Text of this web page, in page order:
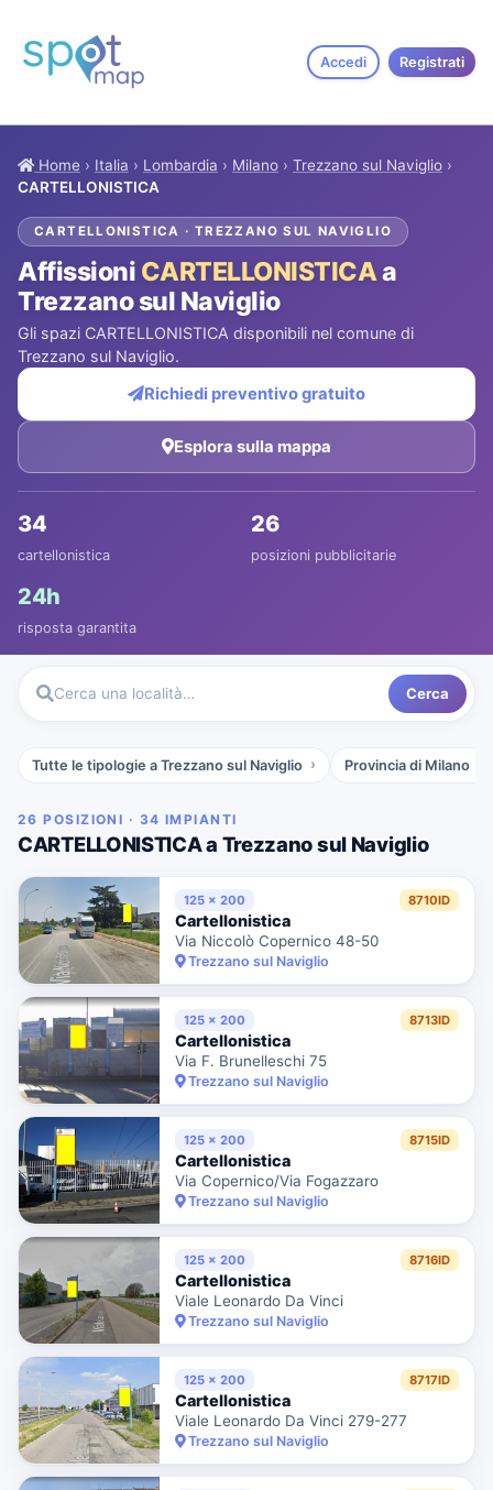
Accedi Registrati
Home › Italia › Lombardia › Milano › Trezzano sul Naviglio ›
CARTELLONISTICA
CARTELLONISTICA · TREZZANO SUL NAVIGLIO
Affissioni CARTELLONISTICAa
Trezzano sul Naviglio
Gli spazi CARTELLONISTICA disponibili nel comune di
Trezzano sul Naviglio.
Richiedi preventivo gratuito
Esplora sulla mappa
34
cartellonistica
26
posizioni pubblicitarie
24h
risposta garantita
Cerca una località… Cerca
Tutte le tipologie a Trezzano sul Naviglio Provincia di Milano
26 POSIZIONI · 34 IMPIANTI
CARTELLONISTICA a Trezzano sul Naviglio
125 x 200 8710ID
Cartellonistica
Via Niccolò Copernico 48-50
Trezzano sul Naviglio
125 x 200 8713ID
Cartellonistica
Via F. Brunelleschi 75
Trezzano sul Naviglio
125 x 200 8715ID
Cartellonistica
Via Copernico/Via Fogazzaro
Trezzano sul Naviglio
125 x 200 8716ID
Cartellonistica
Viale Leonardo Da Vinci
Trezzano sul Naviglio
125 x 200 8717ID
Cartellonistica
Viale Leonardo Da Vinci 279-277
Trezzano sul Naviglio